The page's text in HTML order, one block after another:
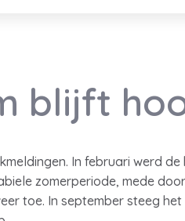
blijft
In februari werd
zomerperiode, mede
toe. In september steeg